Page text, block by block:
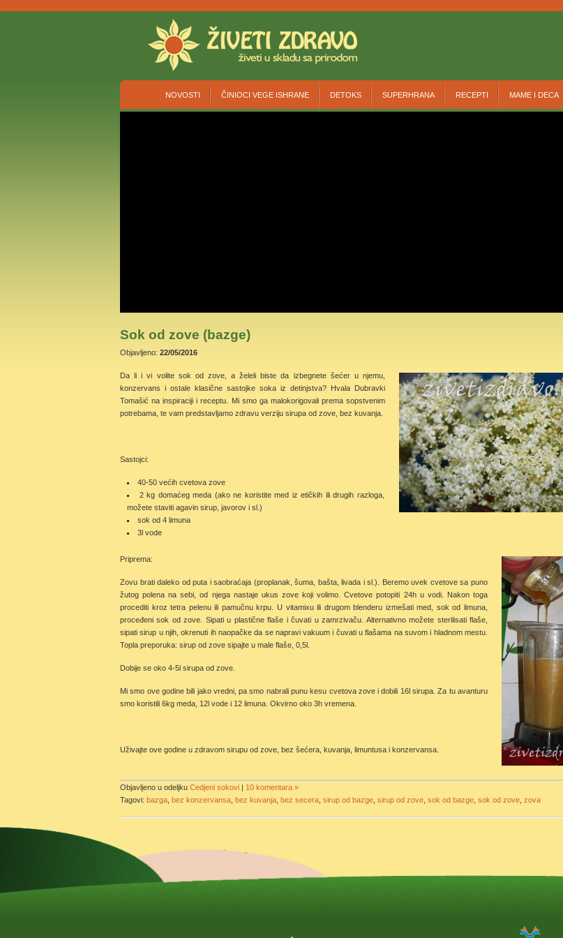
NOVOSTI ČINIOCI VEGE ISHRANE DETOKS SUPERHRANA RECEPTI MAME I DECA
Sok od zove (bazge)
Objavljeno: 22/05/2016
Da li i vi volite sok od zove, a želeli biste da izbegnete šećer u njemu,
konzervans i ostale klasične sastojke soka iz detinjstva? Hvala Dubravki
Tomašić na inspiraciji i receptu. Mi smo ga malokorigovali prema sopstvenim
potrebama, te vam predstavljamo zdravu verziju sirupa od zove, bez kuvanja.
Sastojci:
40-50 većih cvetova zove
2 kg domaćeg meda (ako ne koristite med iz etičkih ili drugih razloga,
možete staviti agavin sirup, javorov i sl.)
sok od 4 limuna
3l vode
Priprema:
Zovu brati daleko od puta i saobraćaja (proplanak, šuma, bašta, livada i sl.). Beremo uvek cvetove sa puno
žutog polena na sebi, od njega nastaje ukus zove koji volimo. Cvetove potopiti 24h u vodi. Nakon toga
procediti kroz tetra pelenu ili pamučnu krpu. U vitamixu ili drugom blenderu izmešati med, sok od limuna,
proceđeni sok od zove. Sipati u plastične flaše i čuvati u zamrzivaču. Alternativno možete sterilisati flaše,
sipati sirup u njih, okrenuti ih naopačke da se napravi vakuum i čuvati u flašama na suvom i hladnom mestu.
Topla preporuka: sirup od zove sipajte u male flaše, 0,5l.
Dobije se oko 4-5l sirupa od zove.
Mi smo ove godine bili jako vredni, pa smo nabrali punu kesu cvetova zove i dobili 16l sirupa. Za tu avanturu
smo koristili 6kg meda, 12l vode i 12 limuna. Okvirno oko 3h vremena.
Uživajte ove godine u zdravom sirupu od zove, bez šećera, kuvanja, limuntusa i konzervansa.
Objavljeno u odeljku Cedjeni sokovi | 10 komentara »
Tagovi: bazga bez konzervansa bez kuvanja bez secera sirup od bazge sirup od zove sok od bazge sok od zove zova